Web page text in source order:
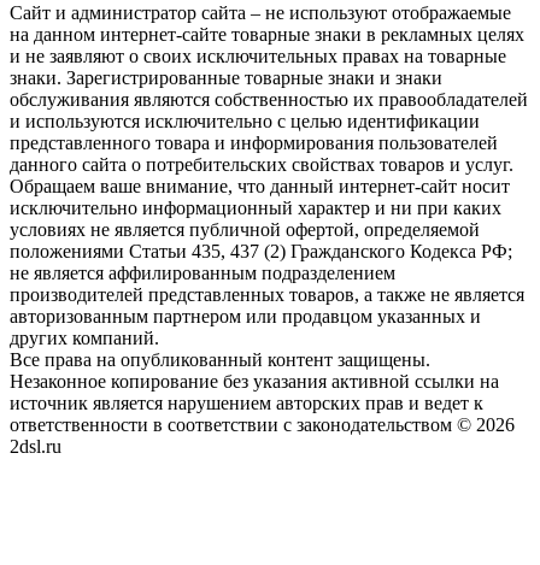
Сайт и администратор сайта – не используют отображаемые
на данном интернет-сайте товарные знаки в рекламных целях
и не заявляют о своих исключительных правах на товарные
знаки. Зарегистрированные товарные знаки и знаки
обслуживания являются собственностью их правообладателей
и используются исключительно с целью идентификации
представленного товара и информирования пользователей
данного сайта о потребительских свойствах товаров и услуг.
Обращаем ваше внимание, что данный интернет-сайт носит
исключительно информационный характер и ни при каких
условиях не является публичной офертой, определяемой
положениями Статьи 435, 437 (2) Гражданского Кодекса РФ;
не является аффилированным подразделением
производителей представленных товаров, а также не является
авторизованным партнером или продавцом указанных и
других компаний.
Все права на опубликованный контент защищены.
Незаконное копирование без указания активной ссылки на
источник является нарушением авторских прав и ведет к
ответственности в соответствии с законодательством © 2026
2dsl.ru